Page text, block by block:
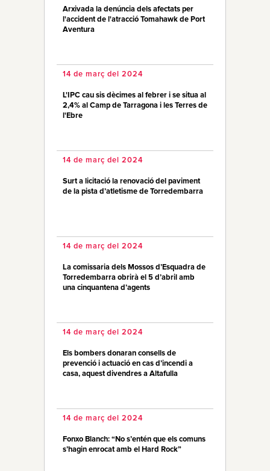
Arxivada la denúncia dels afectats per
l'accident de l'atracció Tomahawk de Port
Aventura
14 de març del 2024
L'IPC cau sis dècimes al febrer i se situa al
2,4% al Camp de Tarragona i les Terres de
l'Ebre
14 de març del 2024
Surt a licitació la renovació del paviment
de la pista d’atletisme de Torredembarra
14 de març del 2024
La comissaria dels Mossos d’Esquadra de
Torredembarra obrirà el 5 d’abril amb
una cinquantena d’agents
14 de març del 2024
Els bombers donaran consells de
prevenció i actuació en cas d’incendi a
casa, aquest divendres a Altafulla
14 de març del 2024
Fonxo Blanch: “No s’entén que els comuns
s’hagin enrocat amb el Hard Rock”